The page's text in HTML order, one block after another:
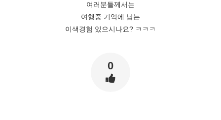
여러분들께서는
여행중 기억에 남는
이색경험 있으시나요? ㅋㅋㅋ
0